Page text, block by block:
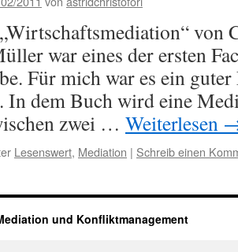
von
war eines der ersten
Für mich war es ein
dem Buch wird eine
zwei … Weiterlesen
Lesenswert, Mediation | Schreib einen
und Konfliktmanagement